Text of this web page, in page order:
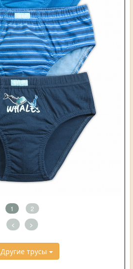
1 2
< >
Другие трусы